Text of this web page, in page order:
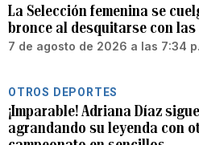
La Selección femenina se
bronce al desquitarse con
7 de agosto de 2026 a las 7:34
OTROS DEPORTES
¡Imparable! Adriana Díaz sigue
agrandando su leyenda con